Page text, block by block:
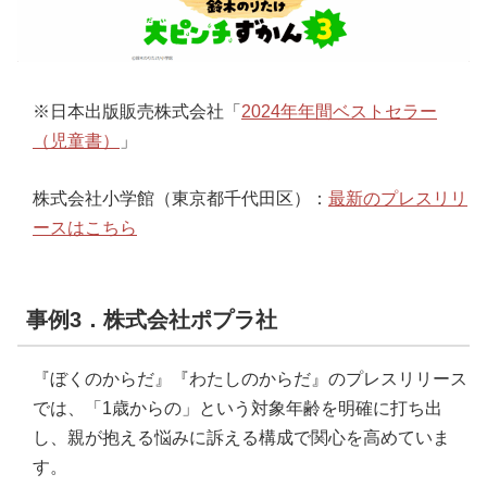
※日本出版販売株式会社「 2024年年間ベストセラー
（児童書）
」
株式会社小学館（東京都千代田区）： 最新のプレスリリ
ースはこちら
事例3．株式会社ポプラ社
『ぼくのからだ』『わたしのからだ』のプレスリリース
では、「1歳からの」という対象年齢を明確に打ち出
し、親が抱える悩みに訴える構成で関心を高めていま
す。